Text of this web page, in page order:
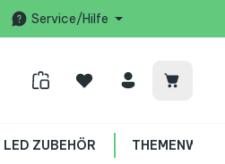
Service/Hilfe
LED ZUBEHÖR